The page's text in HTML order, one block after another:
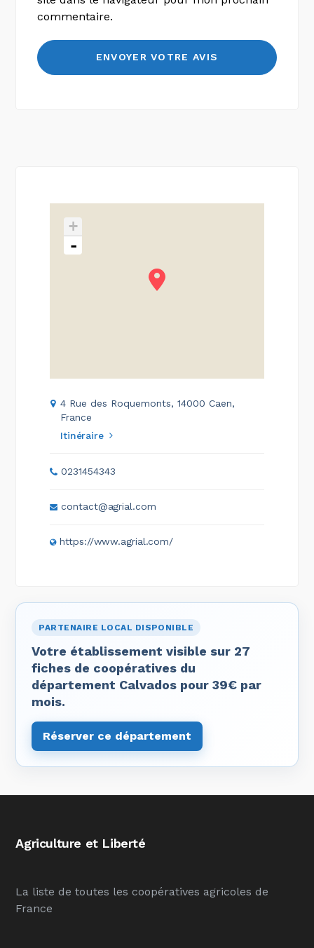
commentaire.
+
-
4 Rue des Roquemonts, 14000 Caen,
France
Itinéraire
0231454343
contact@agrial.com
https://www.agrial.com/
PARTENAIRE LOCAL DISPONIBLE
Votre établissement visible sur 27
fiches de coopératives du
département Calvados pour 39€ par
mois.
Réserver ce département
Agriculture et Liberté
La liste de toutes les coopératives agricoles de
France